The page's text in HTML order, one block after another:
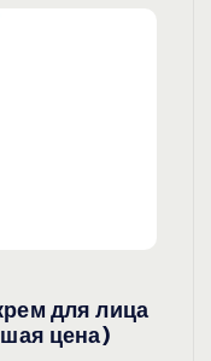
для лица
цена)